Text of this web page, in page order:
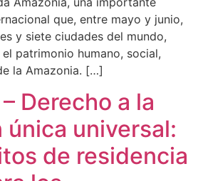
que, entre mayo y junio,
y siete ciudades del mundo,
patrimonio humano, social,
la Amazonia. […]
Derecho a la
única universal:
de residencia